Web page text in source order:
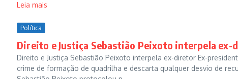
Leia mais
Política
Direito e Justiça Sebastião Peixoto interpela ex-
Direito e Justiça Sebastião Peixoto interpela ex-diretor Ex-
crime de formação de quadrilha e descarta qualquer desvio de